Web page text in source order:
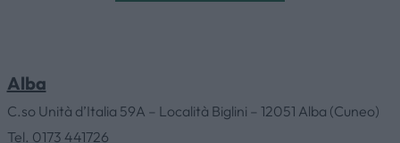
Alba
C.so Unità d’Italia 59A – Località Biglini – 12051 Alba (Cuneo)
Tel. 0173 441726